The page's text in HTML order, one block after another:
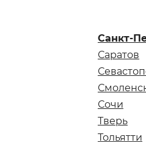
Санкт-
Саратов
Сочи
Тверь
Тольятти